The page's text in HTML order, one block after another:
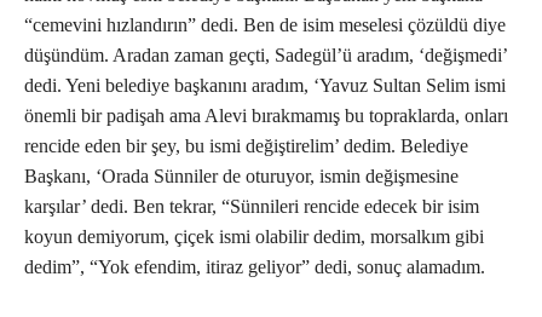
“cemevini hızlandırın” dedi. Ben de isim meselesi çözüldü diye
düşündüm. Aradan zaman geçti, Sadegül’ü aradım, ‘değişmedi’
dedi. Yeni belediye başkanını aradım, ‘Yavuz Sultan Selim ismi
önemli bir padişah ama Alevi bırakmamış bu topraklarda, onları
rencide eden bir şey, bu ismi değiştirelim’ dedim. Belediye
Başkanı, ‘Orada Sünniler de oturuyor, ismin değişmesine
karşılar’ dedi. Ben tekrar, “Sünnileri rencide edecek bir isim
koyun demiyorum, çiçek ismi olabilir dedim, morsalkım gibi
dedim”, “Yok efendim, itiraz geliyor” dedi, sonuç alamadım.